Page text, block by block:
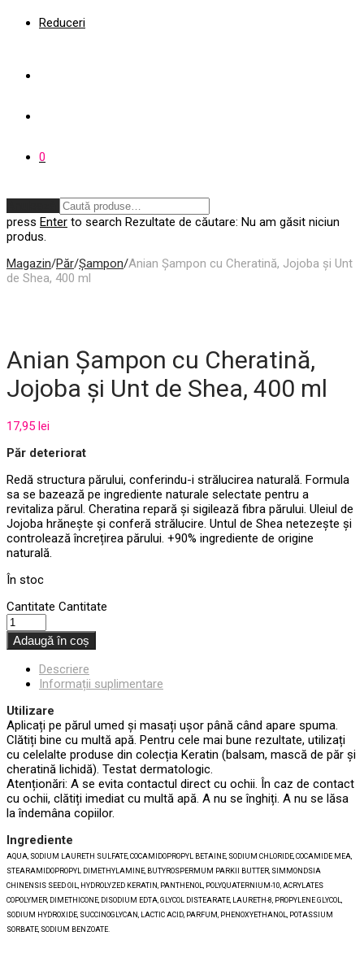
Reduceri
0
press Enter to search Rezultate de căutare: Nu am găsit niciun
produs.
Magazin/Păr/Șampon/Anian Șampon cu Cheratină, Jojoba și Unt
de Shea, 400 ml
Anian Șampon cu Cheratină,
Jojoba și Unt de Shea, 400 ml
17,95 lei
Păr deteriorat
Redă structura părului, conferindu-i strălucirea naturală. Formula
sa se bazează pe ingrediente naturale selectate pentru a
revitaliza părul. Cheratina repară și sigilează fibra părului. Uleiul de
Jojoba hrănește și conferă strălucire. Untul de Shea netezește și
controlează încrețirea părului. +90% ingrediente de origine
naturală.
În stoc
Cantitate Cantitate
Adaugă în coș
Descriere
Informații suplimentare
Utilizare
Aplicați pe părul umed și masați ușor până când apare spuma.
Clătiți bine cu multă apă. Pentru cele mai bune rezultate, utilizați
cu celelalte produse din colecția Keratin (balsam, mască de păr și
cheratină lichidă). Testat dermatologic.
Atenționări: A se evita contactul direct cu ochii. În caz de contact
cu ochii, clătiți imediat cu multă apă. A nu se înghiți. A nu se lăsa
la îndemâna copiilor.
Ingrediente
AQUA, SODIUM LAURETH SULFATE, COCAMIDOPROPYL BETAINE, SODIUM CHLORIDE, COCAMIDE MEA,
STEARAMIDOPROPYL DIMETHYLAMINE, BUTYROSPERMUM PARKII BUTTER, SIMMONDSIA
CHINENSIS SEED OIL, HYDROLYZED KERATIN, PANTHENOL, POLYQUATERNIUM-10, ACRYLATES
COPOLYMER, DIMETHICONE, DISODIUM EDTA, GLYCOL DISTEARATE, LAURETH-8, PROPYLENE GLYCOL,
SODIUM HYDROXIDE, SUCCINOGLYCAN, LACTIC ACID, PARFUM, PHENOXYETHANOL, POTASSIUM
SORBATE, SODIUM BENZOATE.